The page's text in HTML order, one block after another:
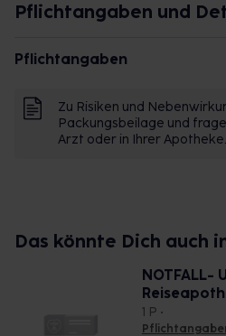
Pflichtangaben und
Pflichtangaben
Zu Risiken und
Packungsbeilage und
Arzt oder in Ihrer Apotheke.
Das könnte Dich auch
NOTFALL-
1 P •